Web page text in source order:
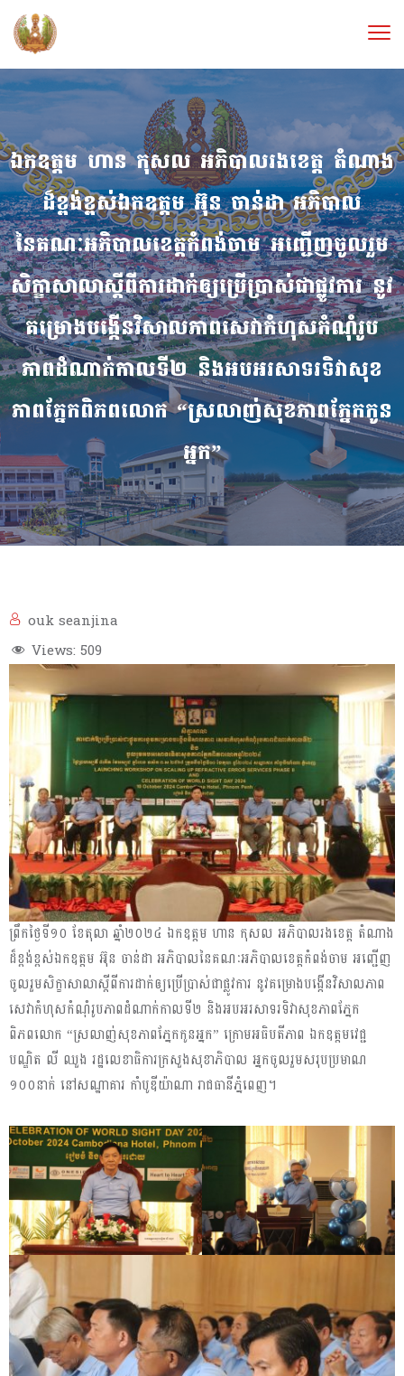
ឯកឧត្តម ហាន កុសល អភិបាលរងខេត្ត តំណាង
ដ៏ខ្ពង់ខ្ពស់ឯកឧត្តម អ៊ុន ចាន់ដា អភិបាល
នៃគណៈអភិបាលខេត្តកំពង់ចាម អញ្ជើញចូលរួម
សិក្ខាសាលាស្ដីពីការដាក់ឲ្យប្រើប្រាស់ជាផ្លូវការ នូវ
គម្រោងបង្កើនវិសាលភាពសេវាកំហុសកំណុំរូប
ភាពដំណាក់កាលទី២ និងអបអរសាទរទិវាសុខ
ភាពភ្នែកពិភពលោក “ស្រលាញ់សុខភាពភ្នែកកូន
អ្នក”
ouk seanjina
Views: 509
ព្រឹកថ្ងៃទី១០ ខែតុលា ឆ្នាំ២០២៤ ឯកឧត្តម ហាន កុសល អភិបាលរងខេត្ត តំណាង
ដ៏ខ្ពង់ខ្ពស់ឯកឧត្តម អ៊ុន ចាន់ដា អភិបាលនៃគណៈអភិបាលខេត្តកំពង់ចាម អញ្ជើញ
ចូលរួមសិក្ខាសាលាស្ដីពីការដាក់ឲ្យប្រើប្រាស់ជាផ្លូវការ នូវគម្រោងបង្កើនវិសាលភាព
សេវាកំហុសកំណុំរូបភាពដំណាក់កាលទី២ និងអបអរសាទរទិវាសុខភាពភ្នែក
ពិភពលោក “ស្រលាញ់សុខភាពភ្នែកកូនអ្នក” ក្រោមអធិបតីភាព ឯកឧត្តមវេជ្ជ
បណ្ឌិត លី ឈួង រដ្ឋលេខាធិការក្រសួងសុខាភិបាល អ្នកចូលរួមសរុបប្រមាណ
១០០នាក់ នៅសណ្ឋាគារ កាំបូឌីយ៉ាណា រាជធានីភ្នំពេញ។